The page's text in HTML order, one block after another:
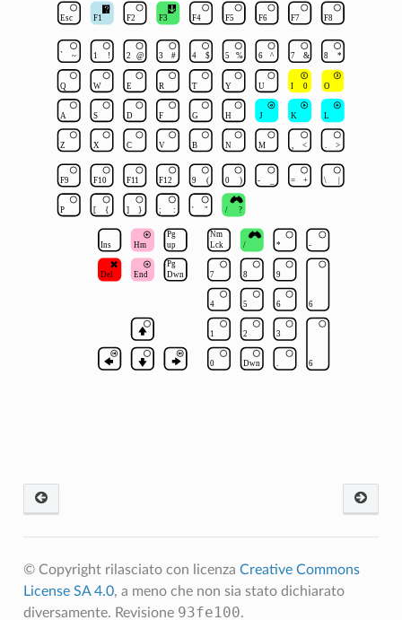
© Copyright rilasciato con licenza Creative Commons
License SA 4.0, a meno che non sia stato dichiarato
diversamente. Revisione 93fe100.